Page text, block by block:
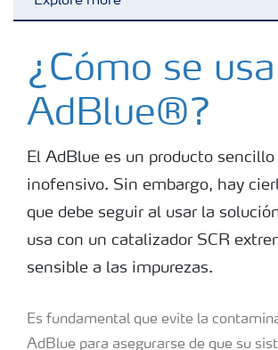
Generalidades AdBlue
Cómo se usa el AdBlue
Presentaciones de producto
¿Cómo se usa el AdBlue®?
¿Cómo se
AdBlue®?
El AdBlue es un producto sencillo
inofensivo. Sin embargo, hay
que debe seguir al usar la
usa con un catalizador SCR
sensible a las impurezas.
Es fundamental que evite la
AdBlue para asegurarse de que su